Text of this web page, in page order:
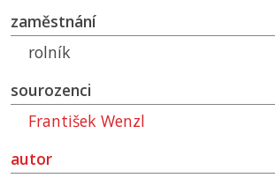
zaměstnání
rolník
sourozenci
František Wenzl
autor